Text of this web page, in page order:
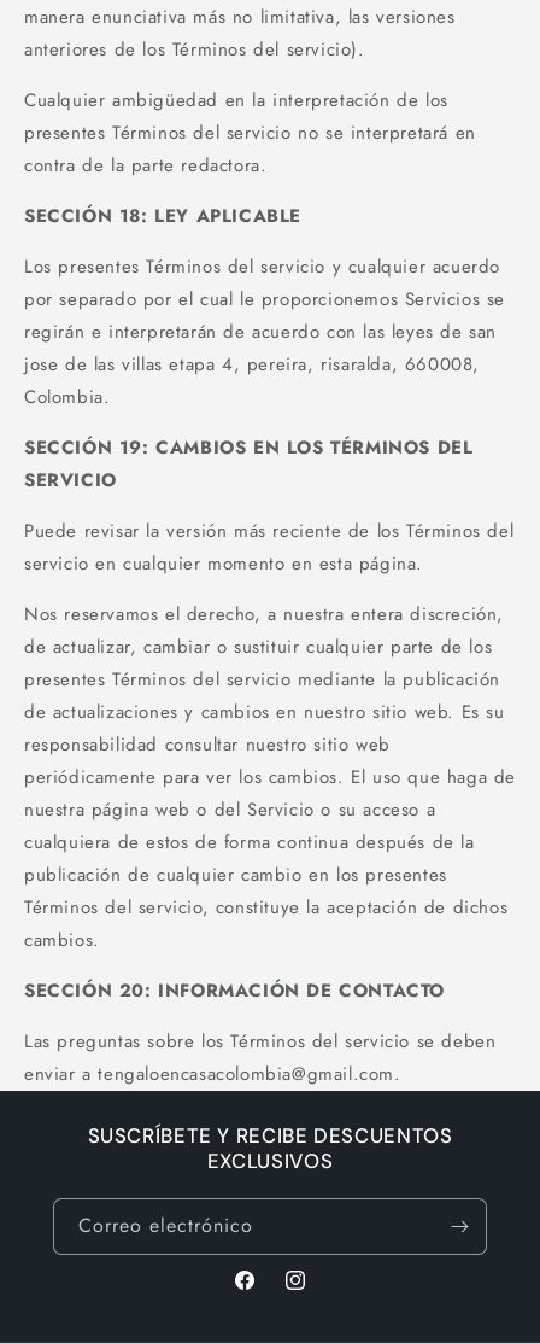
manera enunciativa más no limitativa, las versiones
anteriores de los Términos del servicio).
Cualquier ambigüedad en la interpretación de los
presentes Términos del servicio no se interpretará en
contra de la parte redactora.
SECCIÓN 18: LEY APLICABLE
Los presentes Términos del servicio y cualquier acuerdo
por separado por el cual le proporcionemos Servicios se
regirán e interpretarán de acuerdo con las leyes de san
jose de las villas etapa 4, pereira, risaralda, 660008,
Colombia.
SECCIÓN 19: CAMBIOS EN LOS TÉRMINOS DEL
SERVICIO
Puede revisar la versión más reciente de los Términos del
servicio en cualquier momento en esta página.
Nos reservamos el derecho, a nuestra entera discreción,
de actualizar, cambiar o sustituir cualquier parte de los
presentes Términos del servicio mediante la publicación
de actualizaciones y cambios en nuestro sitio web. Es su
responsabilidad consultar nuestro sitio web
periódicamente para ver los cambios. El uso que haga de
nuestra página web o del Servicio o su acceso a
cualquiera de estos de forma continua después de la
publicación de cualquier cambio en los presentes
Términos del servicio, constituye la aceptación de dichos
cambios.
SECCIÓN 20: INFORMACIÓN DE CONTACTO
Las preguntas sobre los Términos del servicio se deben
enviar a tengaloencasacolombia@gmail.com.
SUSCRÍBETE Y RECIBE DESCUENTOS
EXCLUSIVOS
Correo electrónico
F
I